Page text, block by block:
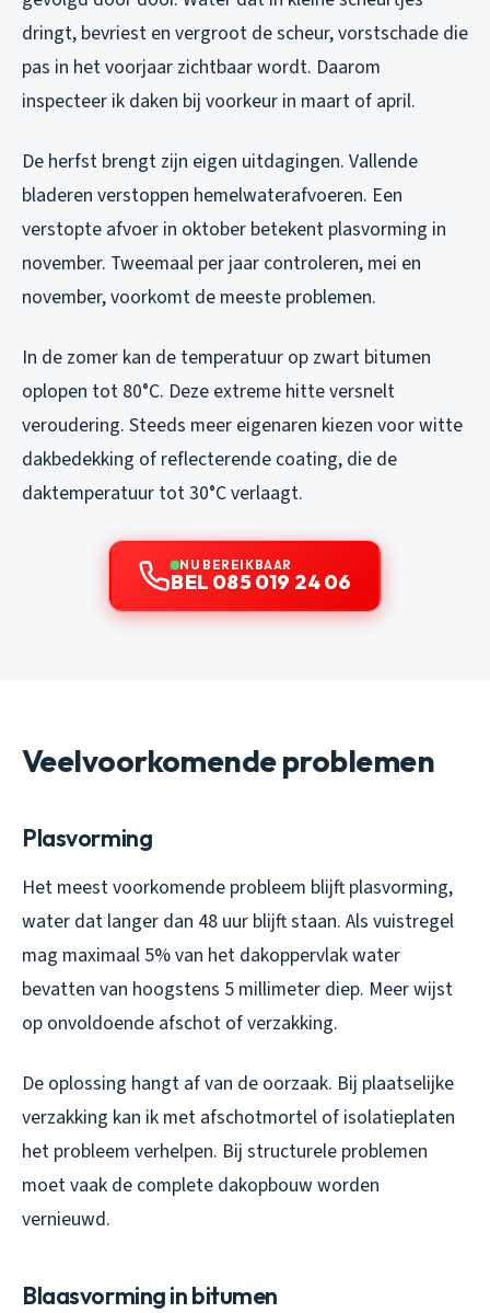
dringt, bevriest en vergroot de scheur, vorstschade die
pas in het voorjaar zichtbaar wordt. Daarom
inspecteer ik daken bij voorkeur in maart of april.
De herfst brengt zijn eigen uitdagingen. Vallende
bladeren verstoppen hemelwaterafvoeren. Een
verstopte afvoer in oktober betekent plasvorming in
november. Tweemaal per jaar controleren, mei en
november, voorkomt de meeste problemen.
In de zomer kan de temperatuur op zwart bitumen
oplopen tot 80°C. Deze extreme hitte versnelt
veroudering. Steeds meer eigenaren kiezen voor witte
dakbedekking of reflecterende coating, die de
daktemperatuur tot 30°C verlaagt.
NU BEREIKBAAR
BEL 085 019 24 06
Veelvoorkomende problemen
Plasvorming
Het meest voorkomende probleem blijft plasvorming,
water dat langer dan 48 uur blijft staan. Als vuistregel
mag maximaal 5% van het dakoppervlak water
bevatten van hoogstens 5 millimeter diep. Meer wijst
op onvoldoende afschot of verzakking.
De oplossing hangt af van de oorzaak. Bij plaatselijke
verzakking kan ik met afschotmortel of isolatieplaten
het probleem verhelpen. Bij structurele problemen
moet vaak de complete dakopbouw worden
vernieuwd.
Blaasvorming in bitumen